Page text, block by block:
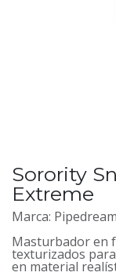
Sorority
Extreme
Marca: Pipedream
Masturbador en
texturizados
en material